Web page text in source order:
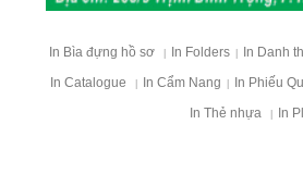
In Bìa đựng hồ sơ In Folders In Danh
In Catalogue In Cẩm Nang In Phiếu
In Thẻ nhựa In